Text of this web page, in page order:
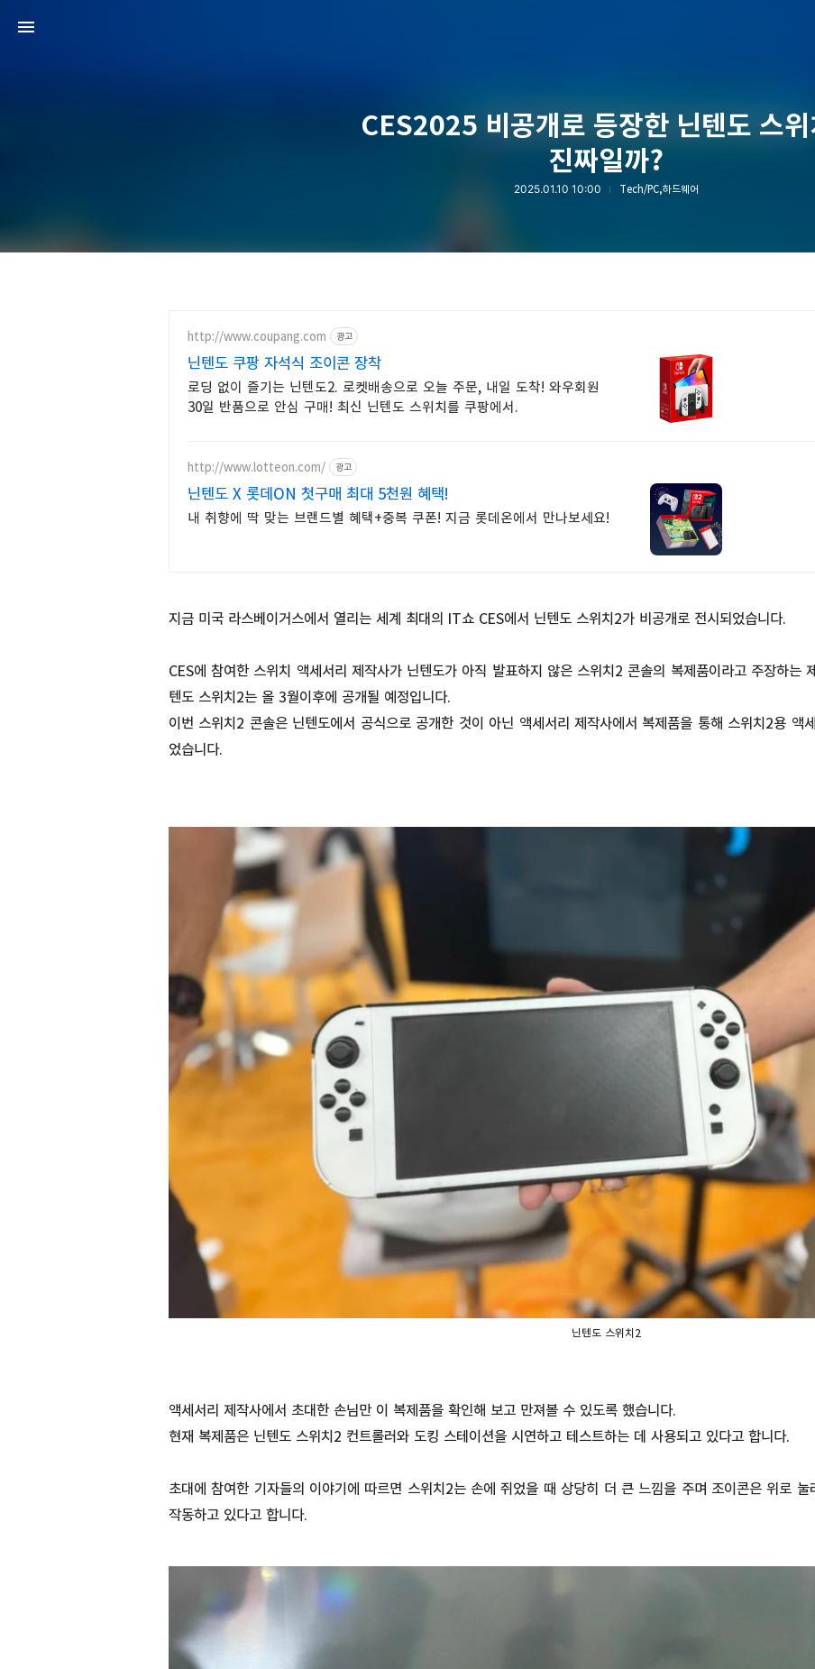
CES2025 비공개로 등장한 닌텐도 스
진짜일까?
2025.01.10 10:00 Tech/PC,하드웨어
http://www.coupang.com 광고
닌텐도 쿠팡 자석식 조이콘 장착
로딩 없이 즐기는 닌텐도2. 로켓배송으로 오늘 주문, 내일 도착! 와우회원
30일 반품으로 안심 구매! 최신 닌텐도 스위치를 쿠팡에서.
http://www.lotteon.com/ 광고
닌텐도 X 롯데ON 첫구매 최대 5천원 혜택!
내 취향에 딱 맞는 브랜드별 혜택+중복 쿠폰! 지금 롯데온에서 만나보세요!
지금 미국 라스베이거스에서 열리는 세계 최대의 IT쇼 CES에서 닌텐도 스위치2가 비공개로 전시되었습니다.
CES에 참여한 스위치 액세서리 제작사가 닌텐도가 아직 발표하지 않은 스위치2 콘솔의 복제품이라고 주장하는
텐도 스위치2는 올 3월이후에 공개될 예정입니다.
이번 스위치2 콘솔은 닌텐도에서 공식으로 공개한 것이 아닌 액세서리 제작사에서 복제품을 통해 스위치2용 액
었습니다.
닌텐도 스위치2
액세서리 제작사에서 초대한 손님만 이 복제품을 확인해 보고 만져볼 수 있도록 했습니다.
현재 복제품은 닌텐도 스위치2 컨트롤러와 도킹 스테이션을 시연하고 테스트하는 데 사용되고 있다고 합니다.
초대에 참여한 기자들의 이야기에 따르면 스위치2는 손에 쥐었을 때 상당히 더 큰 느낌을 주며 조이콘은 위로
작동하고 있다고 합니다.